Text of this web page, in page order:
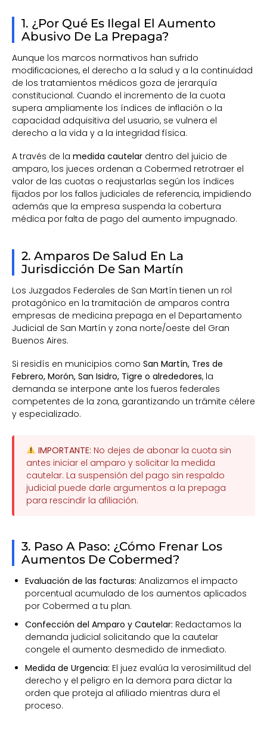
1. ¿Por Qué Es Ilegal El Aumento
Abusivo De La Prepaga?
Aunque los marcos normativos han sufrido
modificaciones, el derecho a la salud y a la continuidad
de los tratamientos médicos goza de jerarquía
constitucional. Cuando el incremento de la cuota
supera ampliamente los índices de inflación o la
capacidad adquisitiva del usuario, se vulnera el
derecho a la vida y a la integridad física.
A través de la medida cautelar dentro del juicio de
amparo, los jueces ordenan a Cobermed retrotraer el
valor de las cuotas o reajustarlas según los índices
fijados por los fallos judiciales de referencia, impidiendo
además que la empresa suspenda la cobertura
médica por falta de pago del aumento impugnado.
2. Amparos De Salud En La
Jurisdicción De San Martín
Los Juzgados Federales de San Martín tienen un rol
protagónico en la tramitación de amparos contra
empresas de medicina prepaga en el Departamento
Judicial de San Martín y zona norte/oeste del Gran
Buenos Aires.
Si residís en municipios como San Martín, Tres de
Febrero, Morón, San Isidro, Tigre o alrededores, la
demanda se interpone ante los fueros federales
competentes de la zona, garantizando un trámite célere
y especializado.
IMPORTANTE: No dejes de abonar la cuota sin
antes iniciar el amparo y solicitar la medida
cautelar. La suspensión del pago sin respaldo
judicial puede darle argumentos a la prepaga
para rescindir la afiliación.
3. Paso A Paso: ¿Cómo Frenar Los
Aumentos De Cobermed?
Evaluación de las facturas: Analizamos el impacto
porcentual acumulado de los aumentos aplicados
por Cobermed a tu plan.
Confección del Amparo y Cautelar: Redactamos la
demanda judicial solicitando que la cautelar
congele el aumento desmedido de inmediato.
Medida de Urgencia: El juez evalúa la verosimilitud del
derecho y el peligro en la demora para dictar la
orden que proteja al afiliado mientras dura el
proceso.